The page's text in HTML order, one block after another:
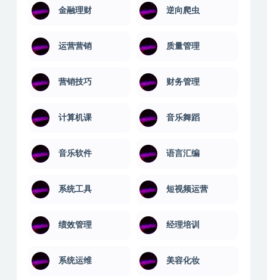
金融理财 逆向爬虫
运营营销 质量管理
营销技巧 财务管理
计算机课 音乐舞蹈
音乐软件 语言汇编
系统工具 短视频运营
绩效管理 经理培训
系统运维 美容化妆